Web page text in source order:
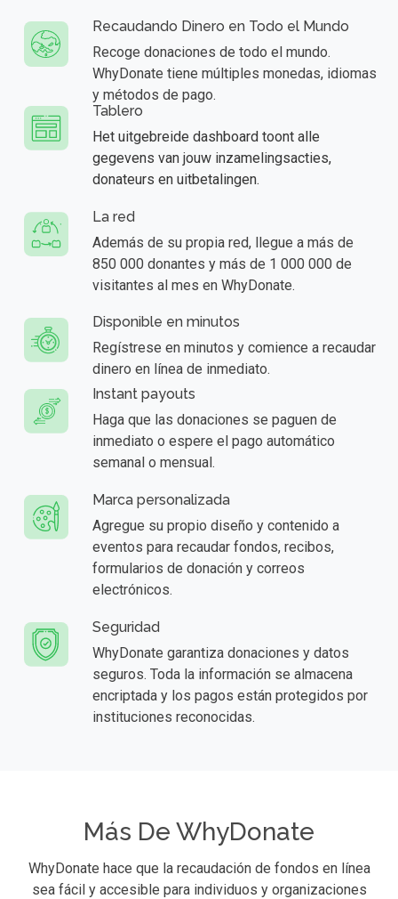
Recaudando Dinero en Todo el Mundo
Recoge donaciones de todo el mundo.
WhyDonate tiene múltiples monedas, idiomas
y métodos de pago.
Tablero
Het uitgebreide dashboard toont alle
gegevens van jouw inzamelingsacties,
donateurs en uitbetalingen.
La red
Además de su propia red, llegue a más de
850 000 donantes y más de 1 000 000 de
visitantes al mes en WhyDonate.
Disponible en minutos
Regístrese en minutos y comience a recaudar
dinero en línea de inmediato.
Instant payouts
Haga que las donaciones se paguen de
inmediato o espere el pago automático
semanal o mensual.
Marca personalizada
Agregue su propio diseño y contenido a
eventos para recaudar fondos, recibos,
formularios de donación y correos
electrónicos.
Seguridad
WhyDonate garantiza donaciones y datos
seguros. Toda la información se almacena
encriptada y los pagos están protegidos por
instituciones reconocidas.
Más De WhyDonate
WhyDonate hace que la recaudación de fondos en línea
sea fácil y accesible para individuos y organizaciones